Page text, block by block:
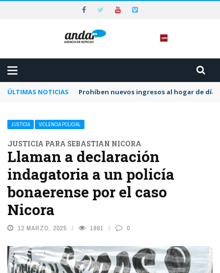
ÚLTIMAS NOTICIAS Prohíben nuevos ingresos al hogar de día
JUSTICIA VIOLENCIA POLICIAL
JUSTICIA PARA SEBASTIAN NICORA
Llaman a declaración
indagatoria a un policía
bonaerense por el caso
Nicora
12 MARZO, 2025 1881 0